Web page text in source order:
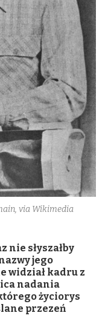
via Wikimedia
nie słyszałby
jego
widział kadru z
nadania
życiorys
przezeń